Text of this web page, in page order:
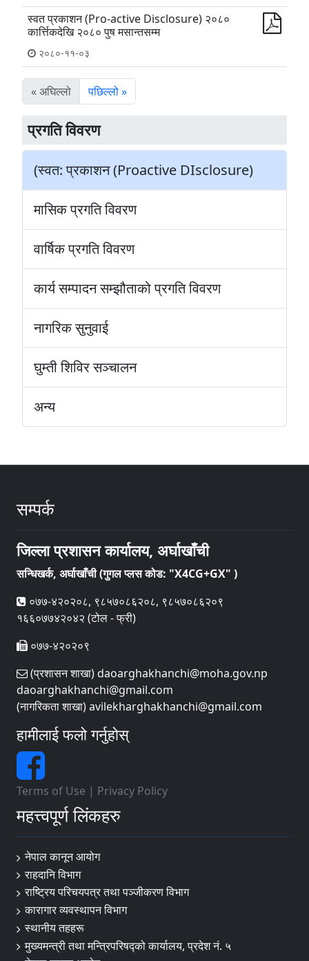
प्रगति विवरण
(स्वत: प्रकाशन (Proactive DIsclosure)
मासिक प्रगति विवरण
वार्षिक प्रगति विवरण
कार्य सम्पादन सम्झौताको प्रगति विवरण
नागरिक सुनुवाई
घुम्ती शिविर सञ्‍चालन
अन्य
स्वत प्रकाशन (Pro-active Disclosure) २०८०
कार्त्तिकदेखि २०८० पुष मसान्तसम्म
२०८०-११-०३
« अघिल्लो पछिल्लो »
सम्पर्क
जिल्ला प्रशासन कार्यालय, अर्घाखाँची
सन्धिखर्क, अर्घाखाँची (गुगल प्लस कोड: "X4CG+GX" )
०७७-४२०२०८, ९८५७०८६२०८, ९८५७०८६२०९
१६६०७७४२०४२ (टोल - फ्री)
०७७-४२०२०९
(प्रशासन शाखा) daoarghakhanchi@moha.gov.np
daoarghakhanchi@gmail.com
(नागरिकता शाखा) avilekharghakhanchi@gmail.com
हामीलाई फलो गर्नुहोस्
Terms of Use | Privacy Policy
महत्त्वपूर्ण लिंकहरु
नेपाल कानून आयोग
राहदानि विभाग
राष्ट्रिय परिचयपत्र तथा पञ्जीकरण विभाग
कारागार व्यवस्थापन विभाग
स्थानीय तहहरू
मुख्यमन्त्री तथा मन्त्रिपरिषद्को कार्यालय, प्रदेश नं. ५